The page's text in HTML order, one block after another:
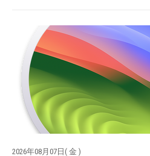
2026年08月07日( 金 )